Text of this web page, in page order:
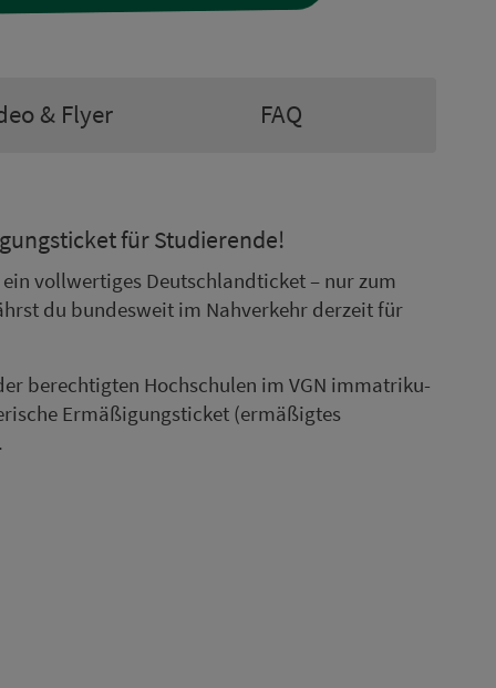
& Flyer FAQ
für Stu­die­rende!
vollwertiges Deutschlandticket – nur zum
du bundesweit im Nah­ver­kehr derzeit für
berechtigten Hoch­schu­len im VGN im­ma­tri­ku­
Er­mä­ßi­gungsticket (ermäßigtes